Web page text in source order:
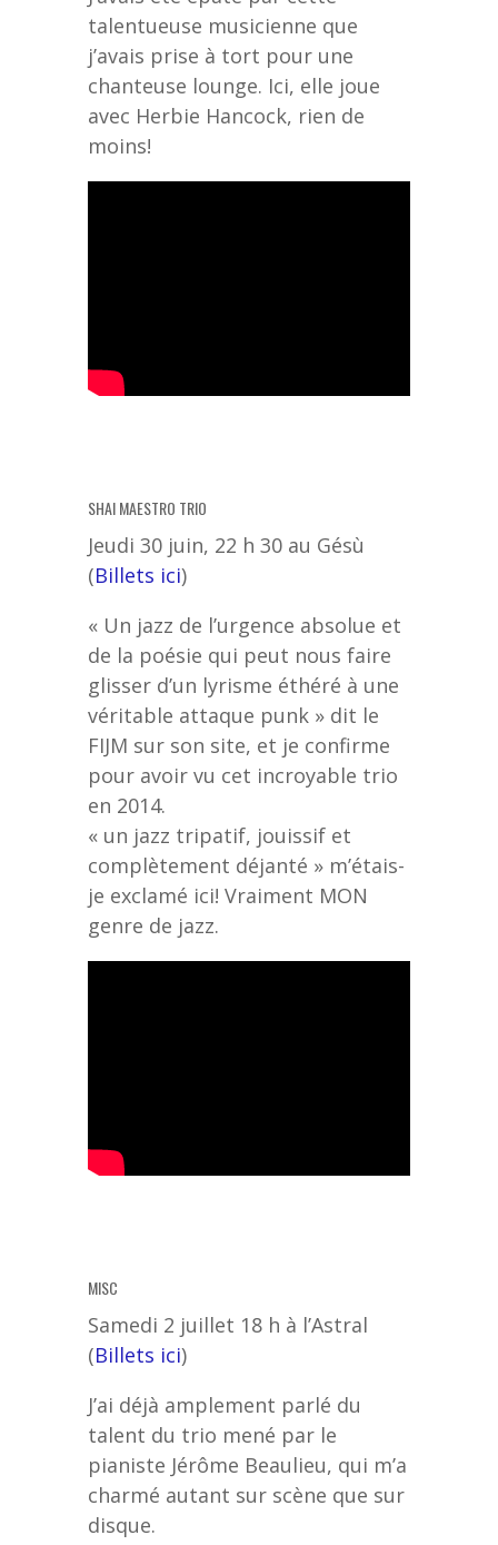
talentueuse musicienne que
j’avais prise à tort pour une
chanteuse lounge. Ici, elle joue
avec Herbie Hancock, rien de
moins!
SHAI MAESTRO TRIO
Jeudi 30 juin, 22 h 30 au Gésù
(Billets ici)
« Un jazz de l’urgence absolue et
de la poésie qui peut nous faire
glisser d’un lyrisme éthéré à une
véritable attaque punk » dit le
FIJM sur son site, et je confirme
pour avoir vu cet incroyable trio
en 2014.
« un jazz tripatif, jouissif et
complètement déjanté » m’étais-
je exclamé ici! Vraiment MON
genre de jazz.
MISC
Samedi 2 juillet 18 h à l’Astral
(Billets ici)
J’ai déjà amplement parlé du
talent du trio mené par le
pianiste Jérôme Beaulieu, qui m’a
charmé autant sur scène que sur
disque.